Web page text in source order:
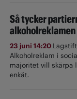
Så tycker
alkoholreklamen
23 juni 14:20
Alkoholreklam i
majoritet vill skärpa
enkät.